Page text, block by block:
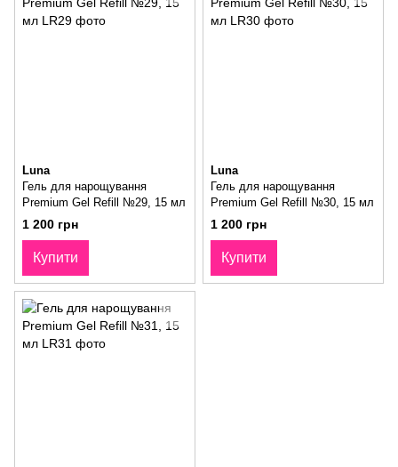
Luna
Гель для нарощування
Premium Gel Refill №29, 15 мл
1 200 грн
Купити
Luna
Гель для нарощування
Premium Gel Refill №30, 15 мл
1 200 грн
Купити